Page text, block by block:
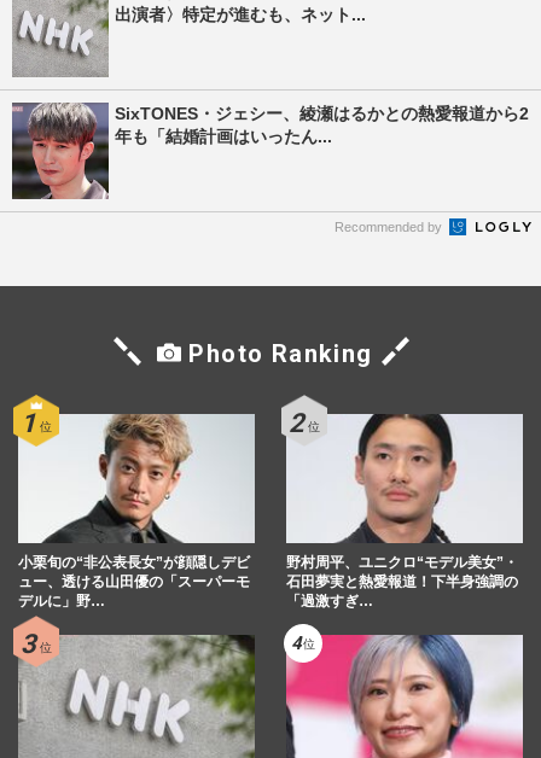
出演者〉特定が進むも、ネット...
SixTONES・ジェシー、綾瀬はるかとの熱愛報道から2
年も「結婚計画はいったん...
Recommended by
Photo Ranking
小栗旬の“非公表長女”が顔隠しデビ
ュー、透ける山田優の「スーパーモ
デルに」野…
野村周平、ユニクロ“モデル美女”・
石田夢実と熱愛報道！下半身強調の
「過激すぎ…